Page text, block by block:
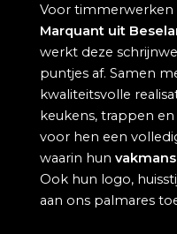
Voor
Marquant uit
werkt deze
puntjes af. Samen
kwaliteitsvolle
keukens, trappen
voor hen een
waarin hun
Ook hun logo,
aan ons palmares